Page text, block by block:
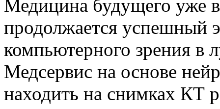
Медицина будущего уже
продолжается успешный
компьютерного зрения в
Медсервис на основе
находить на снимках КТ